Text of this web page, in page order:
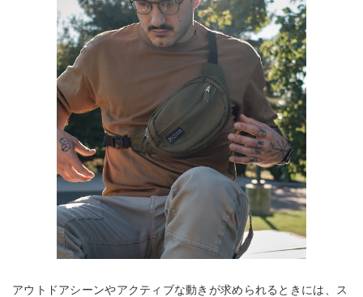
アウトドアシーンやアクティブな動きが求められるときには、ス